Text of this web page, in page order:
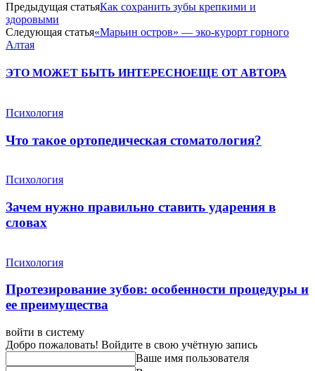
Предыдущая статьяКак сохранить зубы крепкими и
здоровыми
Следующая статья«Марьин остров» — эко-курорт горного
Алтая
ЭТО МОЖЕТ БЫТЬ ИНТЕРЕСНОЕЩЕ ОТ АВТОРА
Психология
Что такое ортопедическая стоматология?
Психология
Зачем нужно правильно ставить ударения в
словах
Психология
Протезирование зубов: особенности процедуры и
ее преимущества
войти в систему
Добро пожаловать! Войдите в свою учётную запись
Ваше имя пользователя